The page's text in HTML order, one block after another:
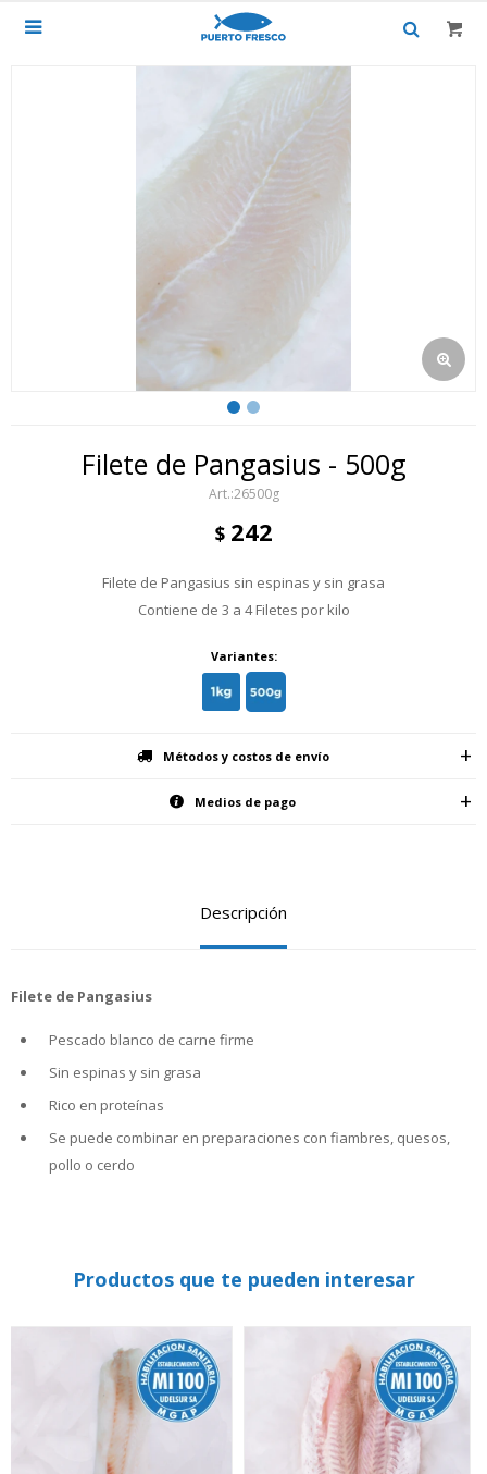

Filete de Pangasius - 500g
26500g
$ 242
Filete de Pangasius sin espinas y sin grasa
Contiene de 3 a 4 Filetes por kilo
Variantes:
Métodos y costos de envío
Medios de pago
Descripción
Filete de Pangasius
Pescado blanco de carne firme
Sin espinas y sin grasa
Rico en proteínas
Se puede combinar en preparaciones con fiambres, quesos,
pollo o cerdo
Productos que te pueden interesar